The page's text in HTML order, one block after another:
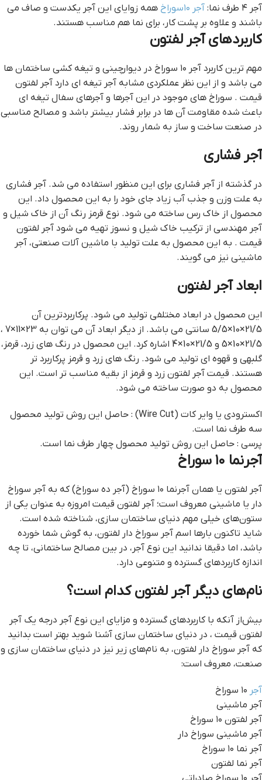
آجر ۴ طرف نما:
آجر ۱۰سوراخ
همه زوایای این آجر یکدست و صاف می
باشند و علاوه بر پشت کار، برای نما هم مناسب هستند.
کاربردهای آجر لفتون
مهم ترین کاربرد آجر ۱۰ سوراخ در دیوارچینی و تیغه کشی ساختمان ها
می باشد و از این نظر عملکردی مشابه آجر تیغه ای دارد آجر لفتون
قيمت . سوراخ های موجود در این آجرها و آجرهای سفال تیغه ای
باعث شده مقاومت آن ها در برابر فشار بیشتر باشد و مصالح مناسبی
در صنعت ساخت و ساز به شمار روند.
آجر فشاری
در گذشته از آجر فشاری برای این منظور استفاده می شد. آجر فشاری
به علت وزن و جذب آب زیاد جای خود را به این محصول داد. این
محصول از خاک رس ساخته می شود. نوع قرمز رنگ آن از خاک شیل و
آجر مهندسی از ترکیب خاک شیل و نسوز تهیه می شود آجر لفتون
قيمت . به این محصول به علت تولید با ماشین آلات صنعتی، آجر
ماشینی نیز می گویند.
ابعاد آجر لفتون
این محصول در ابعاد مختلفی تولید می شود. پرکاربردترین آن
21/5×10×5/5 سانتی می باشد. از دیگر ابعاد آن می توان به 23×11×7 ،
21/5×10×5 و 21/5×10×4 اشاره کرد. این محصول در رنگ های زرد، قرمز،
گلبهی و قهوه ای تولید می شود. رنگ های زرد و قرمز پرکاربرد تر
هستند. قیمت آجر لفتون زرد و قرمز از بقیه مناسب تر است. این
محصول به دو صورت ساخته می شود.
اکسترودی یا وایر کات (Wire Cut) : حاصل این روش تولید محصول
سه طرف نما است.
پرسی : حاصل این روش تولید محصول چهار طرف نما است.
آجرنما ۱۰ سوراخ
آجر لفتون یا همان آجرنما ۱۰ سوراخ (آجر ده سوراخ) که به آجر سوراخ
دار یا ماشینی معروف است؛ آجر لفتون قيمت امروزه به عنوان یکی از
ستون‌های خیلی مهم دنیای ساختمان سازی، شناخته شده است.
شاید تاکنون بارها اسم آجر سوراخ دار لفتون، به گوش شما خورده
باشد، اما دقیقا ندانید این نوع آجر، در بین مصالح ساختمانی، تا چه
اندازه کاربردهای گسترده و متنوعی دارد.
نام‌های دیگر آجر لفتون کدام است؟
بیش‌از آنکه با کاربردهای گسترده و مزایای این نوع آجر درجه یک آجر
لفتون قيمت ، در دنیای ساختمان سازی آشنا شوید بهتر است بدانید
که آجر سوراخ دار لفتون، به نام‌های زیر نیز در دنیای ساختمان سازی و
صنعت، معروف است:
آجر
آجر ماشینی
آجر لفتون ۱۰ سوراخ
آجر ماشینی سوراخ دار
آجر نما ۱۰ سوراخ
آجر نما لفتون